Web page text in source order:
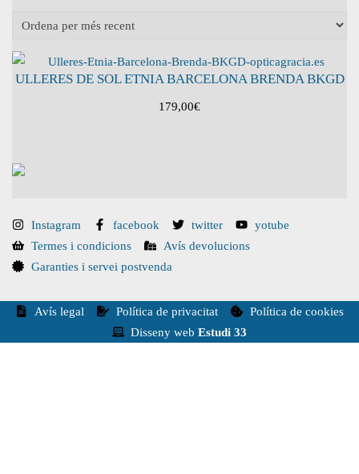
ULLERES DE SOL ETNIA BARCELONA BRENDA BKGD
179,00€
Instagram facebook twitter
yotube
Termes i condicions
Avís devolucions
Garanties i servei postvenda
Avís legal Política de privacitat
Política de cookies
Disseny webEstudi 33